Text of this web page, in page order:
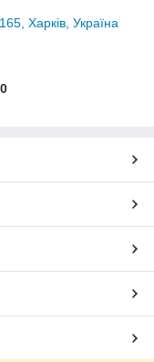
Харків, Україна